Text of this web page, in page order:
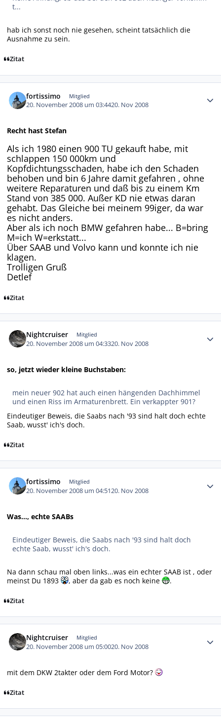
t...
hab ich sonst noch nie gesehen, scheint tatsächlich die
Ausnahme zu sein.
Zitat
fortissimo Mitglied
20. November 2008 um 03:4420. Nov 2008
Recht hast Stefan
Als ich 1980 einen 900 TU gekauft habe, mit
schlappen 150 000km und
Kopfdichtungsschaden, habe ich den Schaden
behoben und bin 6 Jahre damit gefahren , ohne
weitere Reparaturen und daß bis zu einem Km
Stand von 385 000. Außer KD nie etwas daran
gehabt. Das Gleiche bei meinem 99iger, da war
es nicht anders.
Aber als ich noch BMW gefahren habe... B=bring
M=ich W=erkstatt...
Über SAAB und Volvo kann und konnte ich nie
klagen.
Trolligen Gruß
Detlef
Zitat
Nightcruiser Mitglied
20. November 2008 um 04:3320. Nov 2008
so, jetzt wieder kleine Buchstaben:
mein neuer 902 hat auch einen hängenden Dachhimmel
und einen Riss im Armaturenbrett. Ein verkappter 901?
Eindeutiger Beweis, die Saabs nach '93 sind halt doch echte
Saab, wusst' ich's doch.
Zitat
fortissimo Mitglied
20. November 2008 um 04:5120. Nov 2008
Was..., echte SAABs
Eindeutiger Beweis, die Saabs nach '93 sind halt doch
echte Saab, wusst' ich's doch.
Na dann schau mal oben links...was ein echter SAAB ist , oder
meinst Du 1893
, aber da gab es noch keine .
Zitat
Nightcruiser Mitglied
20. November 2008 um 05:0020. Nov 2008
mit dem DKW 2takter oder dem Ford Motor?
Zitat